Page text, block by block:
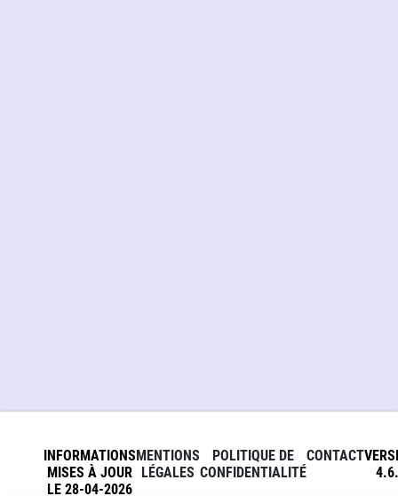
INFORMATIONS
MISES À JOUR
LE 28-04-2026
MENTIONS
LÉGALES
POLITIQUE DE
CONFIDENTIALITÉ
CONTACT